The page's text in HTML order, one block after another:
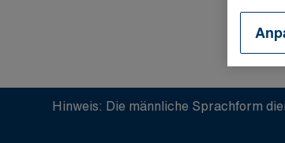
Hinweis: Die männliche Sprachform